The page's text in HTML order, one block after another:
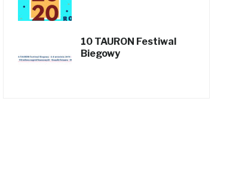
10 TAURON Festiwal
Biegowy